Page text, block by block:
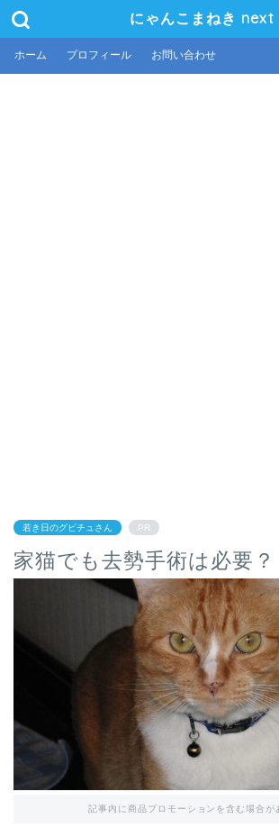
にゃんこまねき next
ホーム プロフィール お問い合わせ
若き日のグビチュさん PR
家猫でも去勢手術は必要？
記事内に商品プロモーションを含む場合が